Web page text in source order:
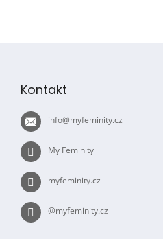
Kontakt
info@myfeminity.cz
My Feminity
myfeminity.cz
@myfeminity.cz